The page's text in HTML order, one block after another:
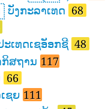
ບັງກະລາເທດ 68
ະເທດເຊອັອກຊີ 48
ກິສຖານ 117
66
ຊຍ 111